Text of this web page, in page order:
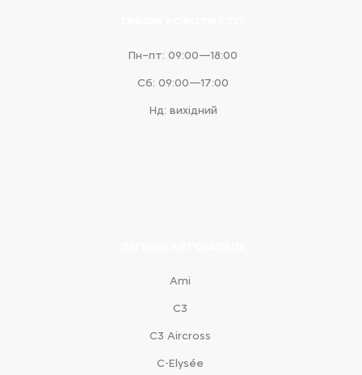
Пн–пт: 09:00—18:00
Сб: 09:00—17:00
Нд: вихідний
Ami
С3
С3 Aircross
C-Elysée